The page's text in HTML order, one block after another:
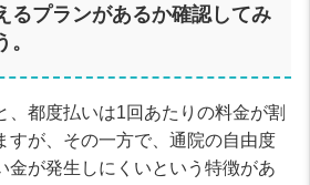
るプランがあるか確認してみ
、都度払いは1回あたりの料金が割
すが、その一方で、通院の自由度
金が発生しにくいという特徴があ